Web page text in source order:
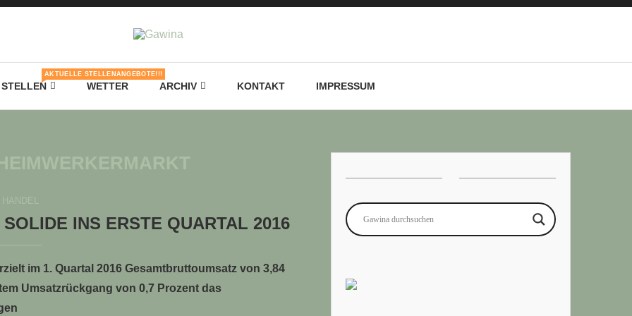
STELLEN
AKTUELLE STELLENANGEBOTE!!!
WETTER ARCHIV KONTAKT IMPRESSUM
INS ERSTE QUARTAL 2016
im 1. Quartal 2016 Gesamtbruttoumsatz von 3,84
Umsatzrückgang von 0,7 Prozent das